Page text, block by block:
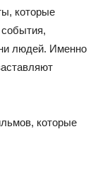
которые
людей. Именно
которые